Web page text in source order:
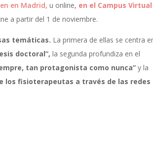
en Madrid, u online, en el Campus Virtual
a partir del 1 de noviembre.
temáticas. La primera de ellas se centra
doctoral”, la segunda profundiza en el
tan protagonista como nunca” y la
los fisioterapeutas a través de las redes